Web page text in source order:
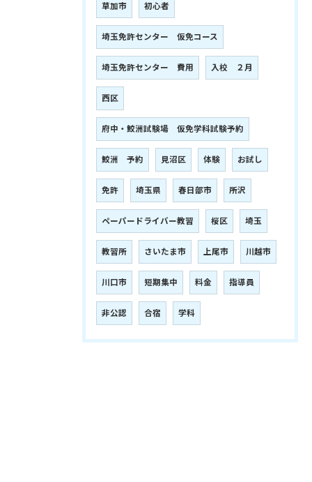
草加市 初心者
埼玉免許センター 仮免コース
埼玉免許センター 費用 入校 ２月
西区
府中・鮫洲試験場 仮免学科試験予約
鮫洲 予約 見沼区 体験 お試し
免許 埼玉県 春日部市 所沢
ペーパードライバー教習 桜区 埼玉
教習所 さいたま市 上尾市 川越市
川口市 短期集中 料金 指導員
非公認 合宿 学科